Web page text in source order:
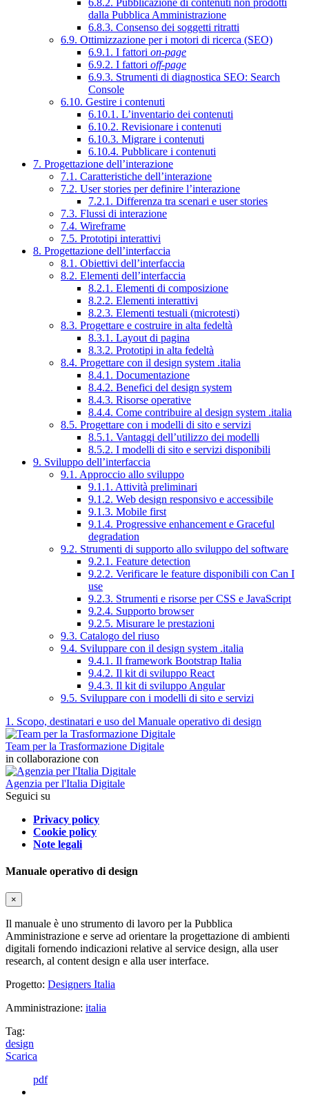
dalla Pubblica Amministrazione
6.8.3. Consenso dei soggetti ritratti
6.9. Ottimizzazione per i motori di ricerca (SEO)
6.9.1. I fattori on-page
6.9.2. I fattori off-page
6.9.3. Strumenti di diagnostica SEO: Search
Console
6.10. Gestire i contenuti
6.10.1. L’inventario dei contenuti
6.10.2. Revisionare i contenuti
6.10.3. Migrare i contenuti
6.10.4. Pubblicare i contenuti
7. Progettazione dell’interazione
7.1. Caratteristiche dell’interazione
7.2. User stories per definire l’interazione
7.2.1. Differenza tra scenari e user stories
7.3. Flussi di interazione
7.4. Wireframe
7.5. Prototipi interattivi
8. Progettazione dell’interfaccia
8.1. Obiettivi dell’interfaccia
8.2. Elementi dell’interfaccia
8.2.1. Elementi di composizione
8.2.2. Elementi interattivi
8.2.3. Elementi testuali (microtesti)
8.3. Progettare e costruire in alta fedeltà
8.3.1. Layout di pagina
8.3.2. Prototipi in alta fedeltà
8.4. Progettare con il design system .italia
8.4.1. Documentazione
8.4.2. Benefici del design system
8.4.3. Risorse operative
8.4.4. Come contribuire al design system .italia
8.5. Progettare con i modelli di sito e servizi
8.5.1. Vantaggi dell’utilizzo dei modelli
8.5.2. I modelli di sito e servizi disponibili
9. Sviluppo dell’interfaccia
9.1. Approccio allo sviluppo
9.1.1. Attività preliminari
9.1.2. Web design responsivo e accessibile
9.1.3. Mobile first
9.1.4. Progressive enhancement e Graceful
degradation
9.2. Strumenti di supporto allo sviluppo del software
9.2.1. Feature detection
9.2.2. Verificare le feature disponibili con Can I
use
9.2.3. Strumenti e risorse per CSS e JavaScript
9.2.4. Supporto browser
9.2.5. Misurare le prestazioni
9.3. Catalogo del riuso
9.4. Sviluppare con il design system .italia
9.4.1. Il framework Bootstrap Italia
9.4.2. Il kit di sviluppo React
9.4.3. Il kit di sviluppo Angular
9.5. Sviluppare con i modelli di sito e servizi
1. Scopo, destinatari e uso del Manuale operativo di design
Team per la Trasformazione Digitale
in collaborazione con
Agenzia per l'Italia Digitale
Seguici su
Privacy policy
Cookie policy
Note legali
Manuale operativo di design
×
Il manuale è uno strumento di lavoro per la Pubblica
Amministrazione e serve ad orientare la progettazione di ambienti
digitali fornendo indicazioni relative al service design, alla user
research, al content design e alla user interface.
Progetto: Designers Italia
Amministrazione: italia
Tag:
design
Scarica
pdf